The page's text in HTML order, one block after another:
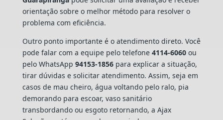
orientação sobre o melhor método para resolver o
problema com eficiência.
Outro ponto importante é o atendimento direto. Você
pode falar com a equipe pelo telefone 4114-6060ou
pelo WhatsApp 94153-1856para explicar a situação,
tirar dúvidas e solicitar atendimento. Assim, seja em
casos de mau cheiro, água voltando pelo ralo, pia
demorando para escoar, vaso sanitário
transbordando ou esgoto retornando, a Ajax